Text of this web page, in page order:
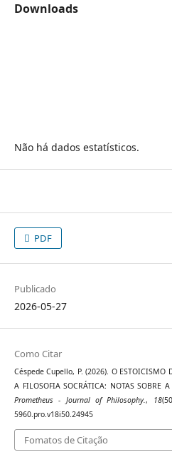
Downloads
Não há dados estatísticos.
PDF
Publicado
2026-05-27
Como Citar
Céspede Cupello, P. (2026). O ESTOICISMO
A FILOSOFIA SOCRÁTICA: NOTAS SOBRE
Prometheus - Journal of Philosophy., 18
5960.pro.v18i50.24945
Fomatos de Citação